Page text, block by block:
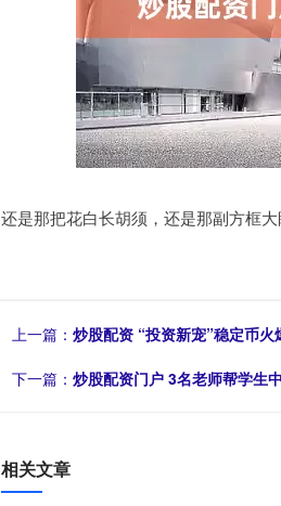
还是那把花白长胡须，还是那副方框
上一篇： 炒股配资 “投资新宠”稳定币
下一篇： 炒股配资门户 3名老师帮学生
相关文章